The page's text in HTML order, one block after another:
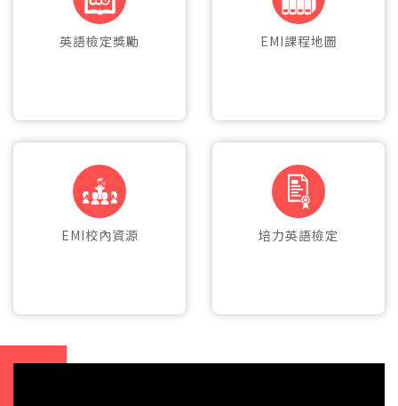
英語檢定獎勵 EMI課程地圖
EMI校內資源 培力英語檢定